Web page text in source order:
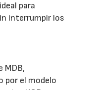
para
interrumpir los
MDB,
por el modelo